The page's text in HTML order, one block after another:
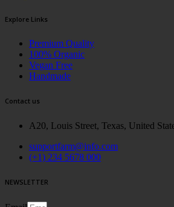
Explore Links
Premium Quality
100% Organic
Vegan Free
Handmade
Contact us
A20, Louis Street, Texas, United
supportfarm@info.com
(+1) 234 5678 000
NEWSLETTER